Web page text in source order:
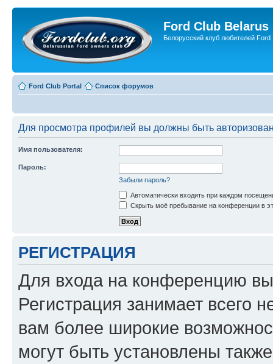
Ford Club Belarus
Белорусский клуб любителей Ford
Ford Club Portal Список форумов
Для просмотра профилей вы должны быть
Имя пользователя:
Пароль:
Забыли пароль?
Автоматически входить при каждом
Скрыть моё пребывание на конференции в
РЕГИСТРАЦИЯ
Для входа на конференцию
Регистрация занимает всего
вам более широкие
могут быть установлены